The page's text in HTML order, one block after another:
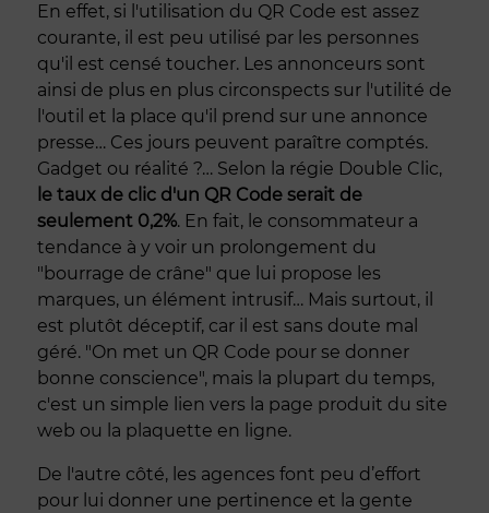
En effet, si l'utilisation du QR Code est assez
courante, il est peu utilisé par les personnes
qu'il est censé toucher. Les annonceurs sont
ainsi de plus en plus circonspects sur l'utilité de
l'outil et la place qu'il prend sur une annonce
presse… Ces jours peuvent paraître comptés.
Gadget ou réalité ?… Selon la régie Double Clic,
le taux de clic d'un QR Code serait de
seulement 0,2%. En fait, le consommateur a
tendance à y voir un prolongement du
"bourrage de crâne" que lui propose les
marques, un élément intrusif… Mais surtout, il
est plutôt déceptif, car il est sans doute mal
géré. "On met un QR Code pour se donner
bonne conscience", mais la plupart du temps,
c'est un simple lien vers la page produit du site
web ou la plaquette en ligne.
De l'autre côté, les agences font peu d’effort
pour lui donner une pertinence et la gente